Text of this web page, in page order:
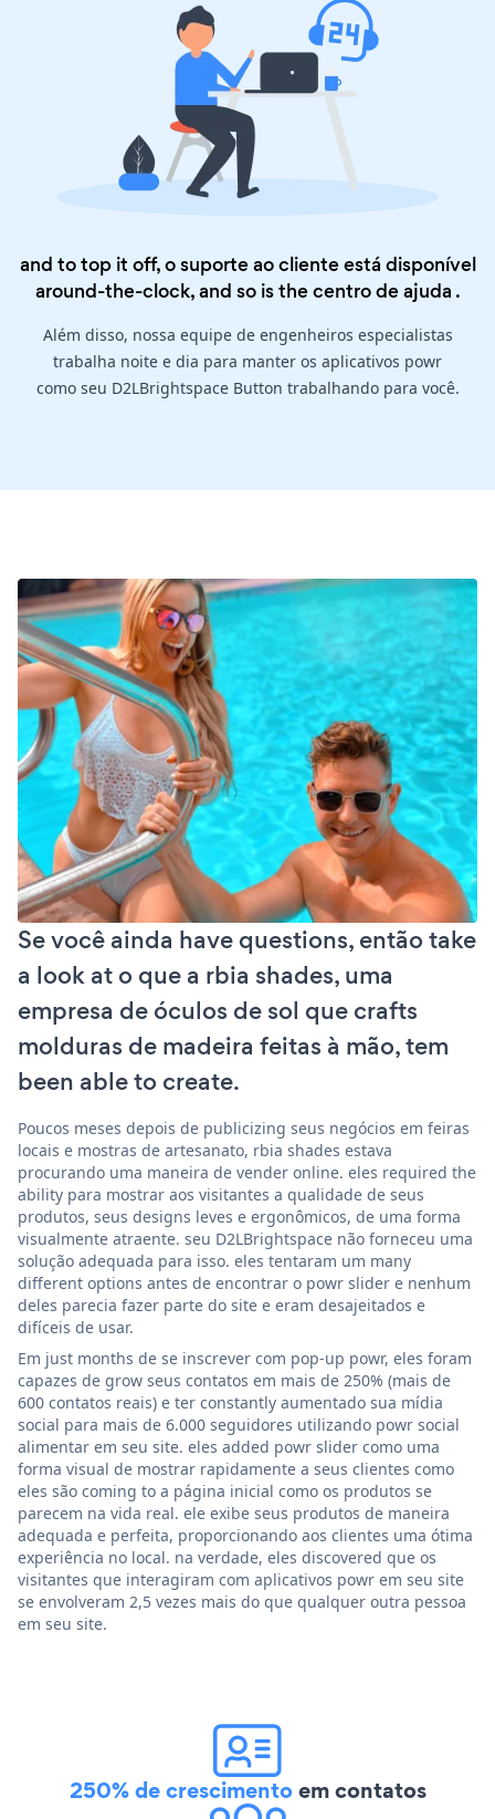
and to top it off, o suporte ao cliente está disponível
around-the-clock, and so is thecentro de ajuda .
Além disso, nossa equipe de engenheiros especialistas
trabalha noite e dia para manter os aplicativos powr
como seu D2LBrightspace Button trabalhando para você.
Se você ainda have questions, então take
a look at o que a rbia shades, uma
empresa de óculos de sol que crafts
molduras de madeira feitas à mão, tem
been able to create.
Poucos meses depois de publicizing seus negócios em feiras
locais e mostras de artesanato, rbia shades estava
procurando uma maneira de vender online. eles required the
ability para mostrar aos visitantes a qualidade de seus
produtos, seus designs leves e ergonômicos, de uma forma
visualmente atraente. seu D2LBrightspace não forneceu uma
solução adequada para isso. eles tentaram um many
different options antes de encontrar o powr slider e nenhum
deles parecia fazer parte do site e eram desajeitados e
difíceis de usar.
Em just months de se inscrever com pop-up powr, eles foram
capazes de grow seus contatos em mais de 250% (mais de
600 contatos reais) e ter constantly aumentado sua mídia
social para mais de 6.000 seguidores utilizando powr social
alimentar em seu site. eles added powr slider como uma
forma visual de mostrar rapidamente a seus clientes como
eles são coming to a página inicial como os produtos se
parecem na vida real. ele exibe seus produtos de maneira
adequada e perfeita, proporcionando aos clientes uma ótima
experiência no local. na verdade, eles discovered que os
visitantes que interagiram com aplicativos powr em seu site
se envolveram 2,5 vezes mais do que qualquer outra pessoa
em seu site.
250% de crescimentoem contatos